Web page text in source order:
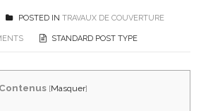
POSTED IN TRAVAUX DE COUVERTURE
STANDARD POST TYPE
Contenus [Masquer]